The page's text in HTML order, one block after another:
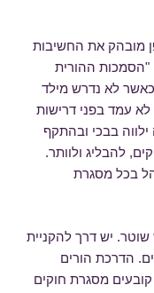
מובהק את החשיבות
"הסמכות ההורית
לא נדרש מילד
לא עמד בפני דרישות
בבכי ובהתקף
להבליג ולוותר.
בכל מסגרת
שוטר. יש דרך להקניית
הדרכת הורים
מסגרת חוקים